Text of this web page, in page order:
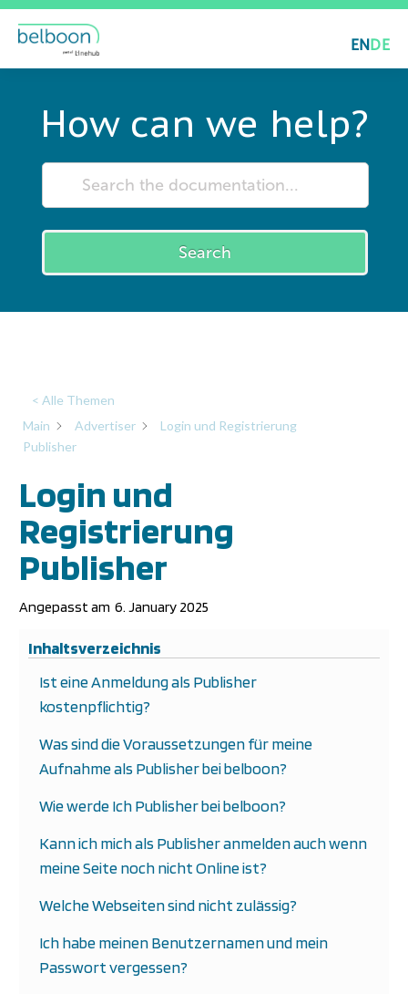
ENDE
How can we help?
Search
< Alle Themen
Main
Advertiser
Login und Registrierung
Publisher
Login und
Registrierung
Publisher
Angepasst am 6. January 2025
Inhaltsverzeichnis
Ist eine Anmeldung als Publisher
kostenpflichtig?
Was sind die Voraussetzungen für meine
Aufnahme als Publisher bei belboon?
Wie werde Ich Publisher bei belboon?
Kann ich mich als Publisher anmelden auch wenn
meine Seite noch nicht Online ist?
Welche Webseiten sind nicht zulässig?
Ich habe meinen Benutzernamen und mein
Passwort vergessen?